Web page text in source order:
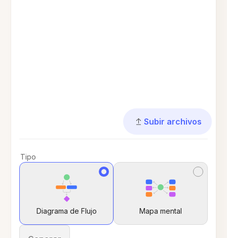
Subir archivos
Tipo
Diagrama de Flujo Mapa mental